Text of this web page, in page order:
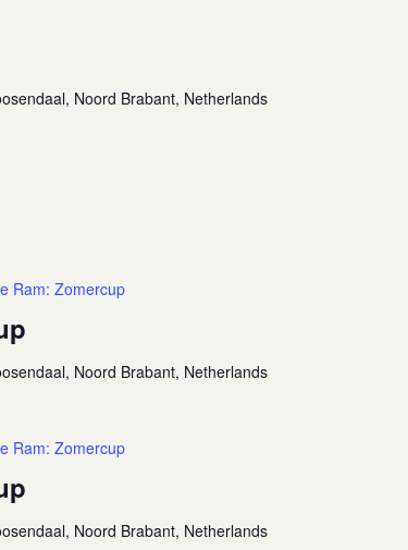
Noord Brabant, Netherlands
Ram: Zomercup
Noord Brabant, Netherlands
Ram: Zomercup
Noord Brabant, Netherlands